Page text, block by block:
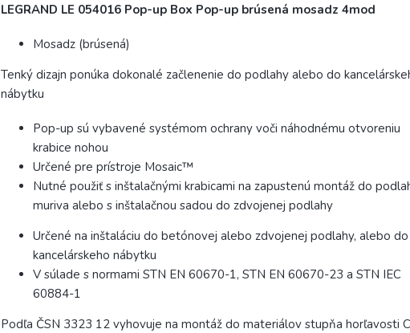
LEGRAND LE 054016 Pop-up Box Pop-up brúsená mosadz 4mod
Mosadz (brúsená)
Tenký dizajn ponúka dokonalé začlenenie do podlahy alebo do
nábytku
Pop-up sú vybavené systémom ochrany voči náhodnému otvoreniu
krabice nohou
Určené pre prístroje Mosaic™
Nutné použiť s inštalačnými krabicami na zapustenú montáž do
muriva alebo s inštalačnou sadou do zdvojenej podlahy
Určené na inštaláciu do betónovej alebo zdvojenej podlahy, alebo do
kancelárskeho nábytku
V súlade s normami STN EN 60670-1, STN EN 60670-23 a STN IEC
60884-1
Podľa ČSN 3323 12 vyhovuje na montáž do materiálov stupňa horľavosti